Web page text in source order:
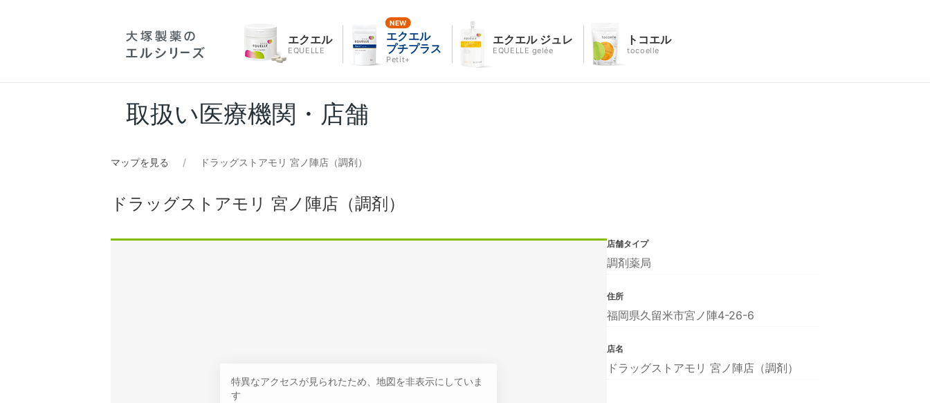
エクエル
EQUELLE
エクエル
プチプラス
Petit+
エクエル ジュレ
EQUELLE gelée
トコエル
tocoelle
取扱い医療機関・店舗
マップを見る ドラッグストアモリ 宮ノ陣店（調剤）
ドラッグストアモリ 宮ノ陣店（調剤）
特異なアクセスが見られたため、地図を非表示にしていま
す
店舗タイプ
調剤薬局
住所
福岡県久留米市宮ノ陣4-26-6
店名
ドラッグストアモリ 宮ノ陣店（調剤）